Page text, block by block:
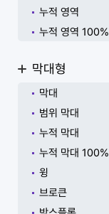
누적 영역
누적 영역 100%
막대형
막대
범위 막대
누적 막대
누적 막대 100%
윙
브로큰